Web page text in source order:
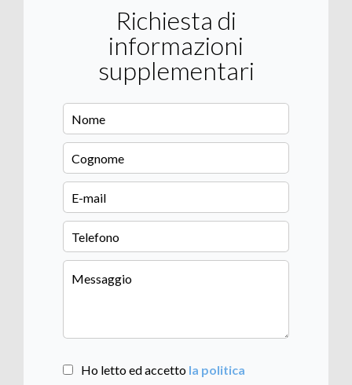
Richiesta di
informazioni
supplementari
Ho letto ed accetto la politica